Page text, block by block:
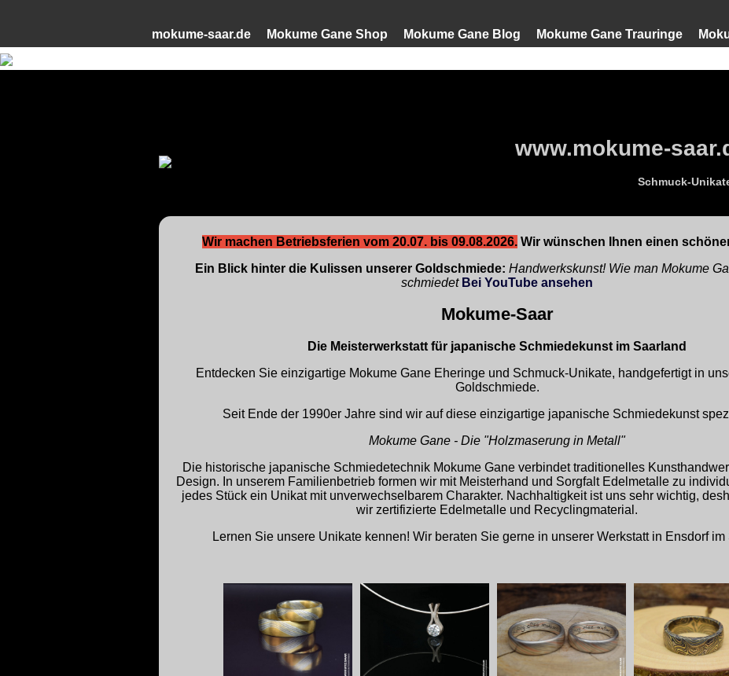
mokume-saar.de Mokume Gane Shop Mokume Gane Blog Mokume Gane Trauringe
www.mokume-
Schmuck-
Wir machen Betriebsferien vom 20.07. bis 09.08.2026. Wir wünschen Ihnen einen
Ein Blick hinter die Kulissen unserer Goldschmiede: Handwerkskunst! Wie man Mokume
schmiedet Bei YouTube ansehen
Mokume-Saar
Die Meisterwerkstatt für japanische Schmiedekunst im Saarland
Entdecken Sie einzigartige Mokume Gane Eheringe und Schmuck-Unikate, handgefertigt in
Goldschmiede.
Seit Ende der 1990er Jahre sind wir auf diese einzigartige japanische Schmiedekunst
Mokume Gane - Die "Holzmaserung in Metall"
Die historische japanische Schmiedetechnik Mokume Gane verbindet traditionelles
Design. In unserem Familienbetrieb formen wir mit Meisterhand und Sorgfalt Edelmetalle zu
jedes Stück ein Unikat mit unverwechselbarem Charakter. Nachhaltigkeit ist uns sehr wichtig,
wir zertifizierte Edelmetalle und Recyclingmaterial.
Lernen Sie unsere Unikate kennen! Wir beraten Sie gerne in unserer Werkstatt in Ensdorf im